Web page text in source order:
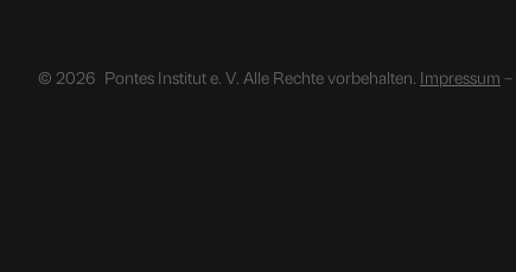
© 2026 Pontes Institut e. V. Alle Rechte vorbehalten. Impressum –